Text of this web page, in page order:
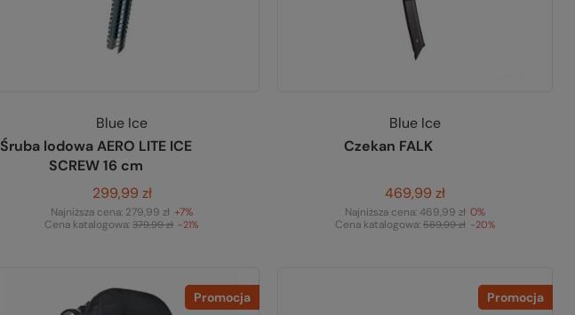
Blue Ice
Śruba lodowa AERO LITE ICE
SCREW 16 cm
299,99 zł
Najniższa cena: 279,99 zł +7%
Cena katalogowa:379,99 zł -21%
Blue Ice
Czekan FALK
469,99 zł
Najniższa cena:469,99 zł 0%
Cena katalogowa: 589,99 zł -20%
Promocja Promocja